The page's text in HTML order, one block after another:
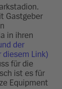
Gastgeber
in ihren
der
diesem Link)
für die
ist es für
Equipment